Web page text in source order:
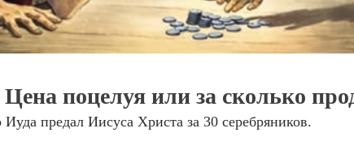
Цена поцелуя или за сколько
предал Иисуса Христа за 30 серебряников.